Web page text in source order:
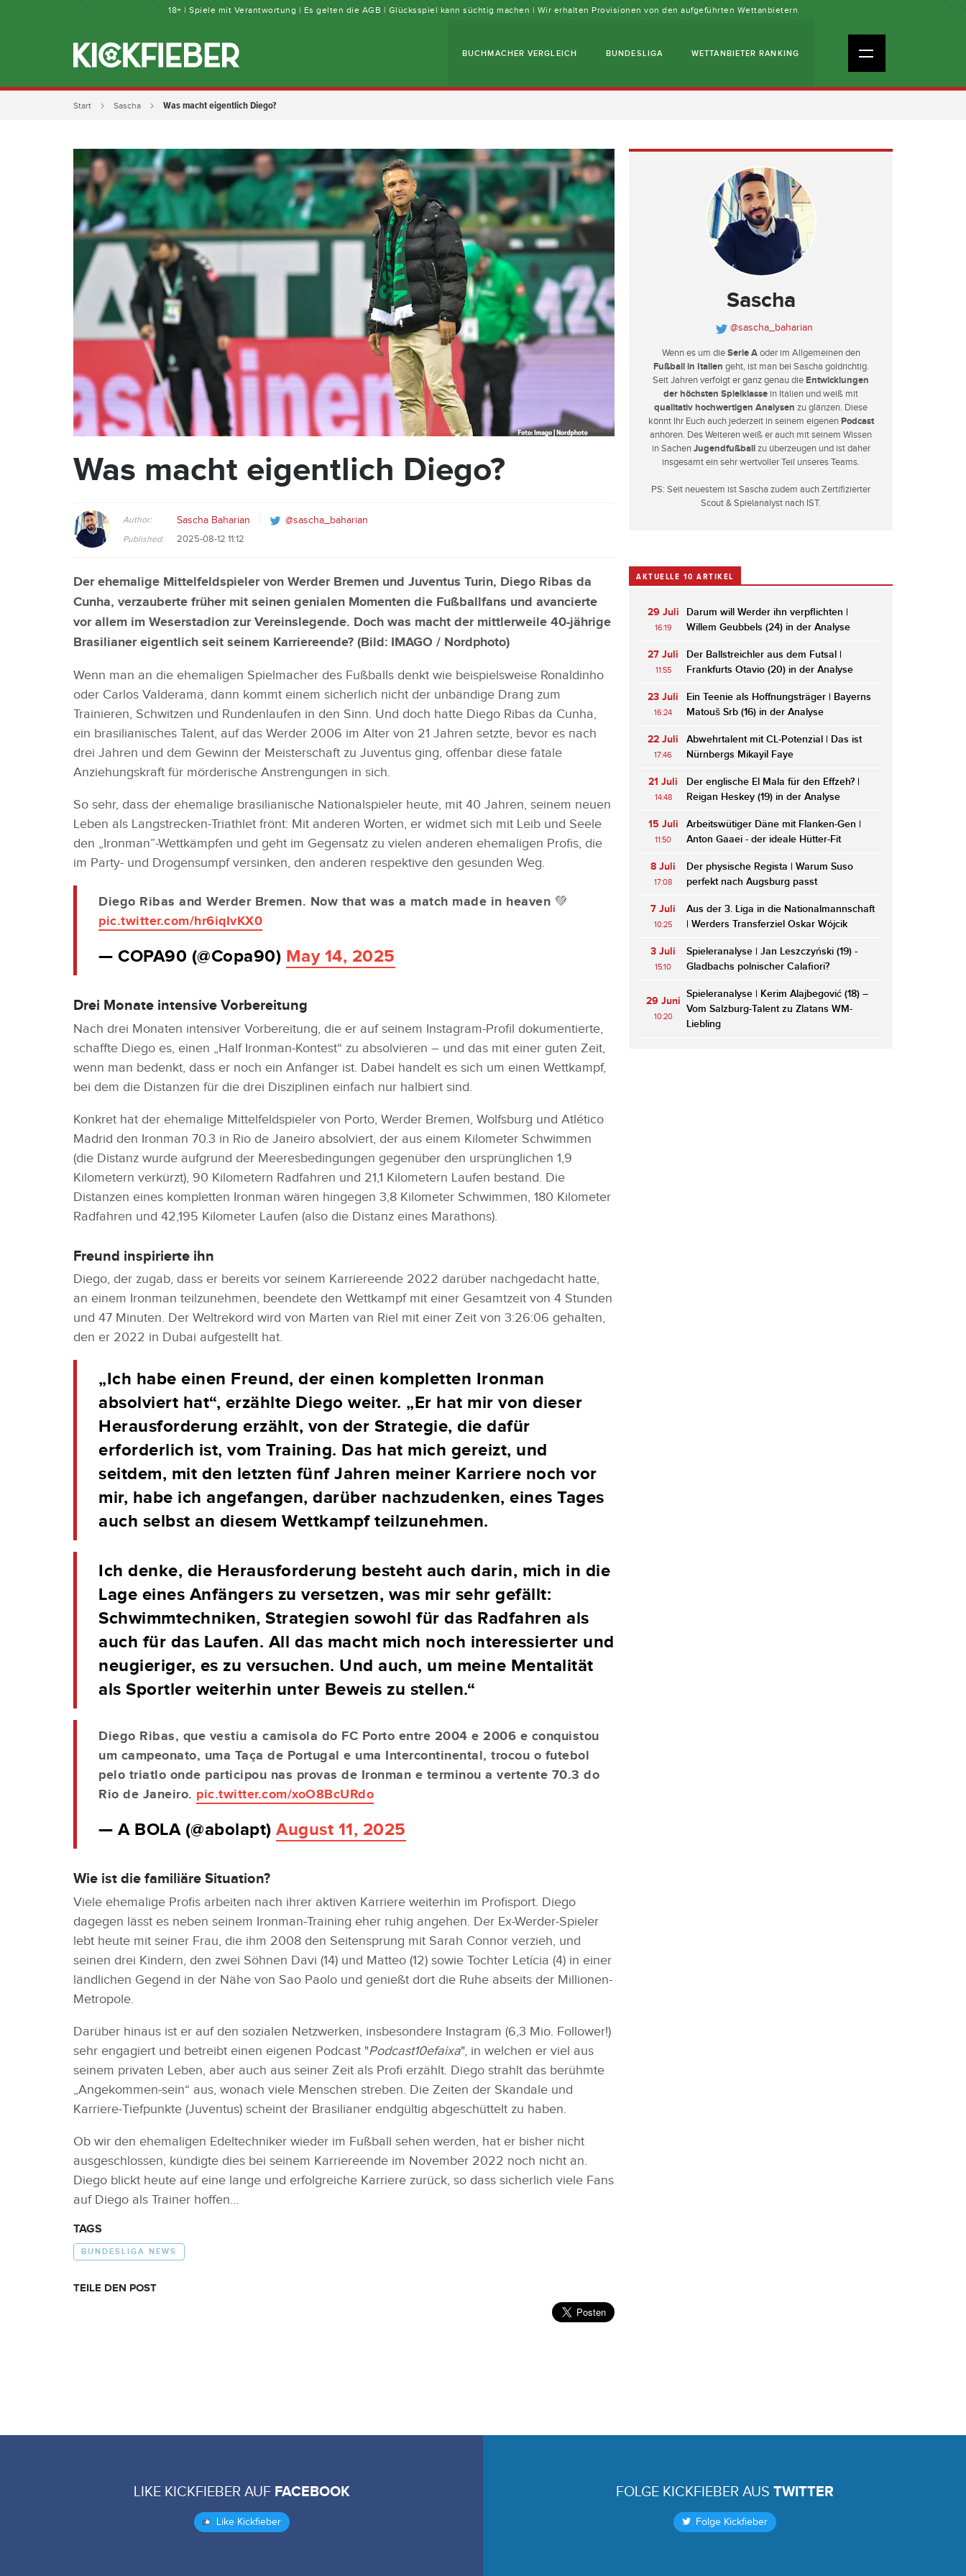
18+ | Spiele mit Verantwortung | Es gelten die AGB | Glücksspiel kann süchtig machen | Wir erhalten Provisionen von den aufgeführten Wettanbietern
BUCHMACHER VERGLEICH BUNDESLIGA WETTANBIETER RANKING
Start Sascha Was macht eigentlich Diego?
Was macht eigentlich Diego?
Author: Sascha Baharian @sascha_baharian
Published: 2025-08-12 11:12
Der ehemalige Mittelfeldspieler von Werder Bremen und Juventus Turin, Diego Ribas da
Cunha, verzauberte früher mit seinen genialen Momenten die Fußballfans und avancierte
vor allem im Weserstadion zur Vereinslegende. Doch was macht der mittlerweile 40-jährige
Brasilianer eigentlich seit seinem Karriereende? (Bild: IMAGO / Nordphoto)
Wenn man an die ehemaligen Spielmacher des Fußballs denkt wie beispielsweise Ronaldinho
oder Carlos Valderama, dann kommt einem sicherlich nicht der unbändige Drang zum
Trainieren, Schwitzen und Rundenlaufen in den Sinn. Und doch hatte Diego Ribas da Cunha,
ein brasilianisches Talent, auf das Werder 2006 im Alter von 21 Jahren setzte, bevor es nach
drei Jahren und dem Gewinn der Meisterschaft zu Juventus ging, offenbar diese fatale
Anziehungskraft für mörderische Anstrengungen in sich.
So sehr, dass der ehemalige brasilianische Nationalspieler heute, mit 40 Jahren, seinem neuen
Leben als Langstrecken-Triathlet frönt: Mit anderen Worten, er widmet sich mit Leib und Seele
den „Ironman”-Wettkämpfen und geht im Gegensatz zu vielen anderen ehemaligen Profis, die
im Party- und Drogensumpf versinken, den anderen respektive den gesunden Weg.
Diego Ribas and Werder Bremen. Now that was a match made in heaven 💚
pic.twitter.com/hr6iqIvKX0
— COPA90 (@Copa90) May 14, 2025
Drei Monate intensive Vorbereitung
Nach drei Monaten intensiver Vorbereitung, die er auf seinem Instagram-Profil dokumentierte,
schaffte Diego es, einen „Half Ironman-Kontest“ zu absolvieren – und das mit einer guten Zeit,
wenn man bedenkt, dass er noch ein Anfänger ist. Dabei handelt es sich um einen Wettkampf,
bei dem die Distanzen für die drei Disziplinen einfach nur halbiert sind.
Konkret hat der ehemalige Mittelfeldspieler von Porto, Werder Bremen, Wolfsburg und Atlético
Madrid den Ironman 70.3 in Rio de Janeiro absolviert, der aus einem Kilometer Schwimmen
(die Distanz wurde aufgrund der Meeresbedingungen gegenüber den ursprünglichen 1,9
Kilometern verkürzt), 90 Kilometern Radfahren und 21,1 Kilometern Laufen bestand. Die
Distanzen eines kompletten Ironman wären hingegen 3,8 Kilometer Schwimmen, 180 Kilometer
Radfahren und 42,195 Kilometer Laufen (also die Distanz eines Marathons).
Freund inspirierte ihn
Diego, der zugab, dass er bereits vor seinem Karriereende 2022 darüber nachgedacht hatte,
an einem Ironman teilzunehmen, beendete den Wettkampf mit einer Gesamtzeit von 4 Stunden
und 47 Minuten. Der Weltrekord wird von Marten van Riel mit einer Zeit von 3:26:06 gehalten,
den er 2022 in Dubai aufgestellt hat.
„Ich habe einen Freund, der einen kompletten Ironman
absolviert hat“, erzählte Diego weiter. „Er hat mir von dieser
Herausforderung erzählt, von der Strategie, die dafür
erforderlich ist, vom Training. Das hat mich gereizt, und
seitdem, mit den letzten fünf Jahren meiner Karriere noch vor
mir, habe ich angefangen, darüber nachzudenken, eines Tages
auch selbst an diesem Wettkampf teilzunehmen.
Ich denke, die Herausforderung besteht auch darin, mich in die
Lage eines Anfängers zu versetzen, was mir sehr gefällt:
Schwimmtechniken, Strategien sowohl für das Radfahren als
auch für das Laufen. All das macht mich noch interessierter und
neugieriger, es zu versuchen. Und auch, um meine Mentalität
als Sportler weiterhin unter Beweis zu stellen.“
Diego Ribas, que vestiu a camisola do FC Porto entre 2004 e 2006 e conquistou
um campeonato, uma Taça de Portugal e uma Intercontinental, trocou o futebol
pelo triatlo onde participou nas provas de Ironman e terminou a vertente 70.3 do
Rio de Janeiro. pic.twitter.com/xoO8BcURdo
— A BOLA (@abolapt) August 11, 2025
Wie ist die familiäre Situation?
Viele ehemalige Profis arbeiten nach ihrer aktiven Karriere weiterhin im Profisport. Diego
dagegen lässt es neben seinem Ironman-Training eher ruhig angehen. Der Ex-Werder-Spieler
lebt heute mit seiner Frau, die ihm 2008 den Seitensprung mit Sarah Connor verzieh, und
seinen drei Kindern, den zwei Söhnen Davi (14) und Matteo (12) sowie Tochter Letícia (4) in einer
ländlichen Gegend in der Nähe von Sao Paolo und genießt dort die Ruhe abseits der Millionen-
Metropole.
Darüber hinaus ist er auf den sozialen Netzwerken, insbesondere Instagram (6,3 Mio. Follower!)
sehr engagiert und betreibt einen eigenen Podcast "Podcast10efaixa", in welchen er viel aus
seinem privaten Leben, aber auch aus seiner Zeit als Profi erzählt. Diego strahlt das berühmte
„Angekommen-sein“ aus, wonach viele Menschen streben. Die Zeiten der Skandale und
Karriere-Tiefpunkte (Juventus) scheint der Brasilianer endgültig abgeschüttelt zu haben.
Ob wir den ehemaligen Edeltechniker wieder im Fußball sehen werden, hat er bisher nicht
ausgeschlossen, kündigte dies bei seinem Karriereende im November 2022 noch nicht an.
Diego blickt heute auf eine lange und erfolgreiche Karriere zurück, so dass sicherlich viele Fans
auf Diego als Trainer hoffen…
TAGS
BUNDESLIGA NEWS
TEILE DEN POST
Sascha
@sascha_baharian
Wenn es um dieSerie Aoder im Allgemeinen den
Fußball in Italien geht, ist man bei Sascha goldrichtig.
Seit Jahren verfolgt er ganz genau die Entwicklungen
der höchsten Spielklasse in Italien und weiß mit
qualitativ hochwertigen Analysen zu glänzen. Diese
könnt Ihr Euch auch jederzeit in seinem eigenen Podcast
anhören. Des Weiteren weiß er auch mit seinem Wissen
in SachenJugendfußballzu überzeugen und ist daher
insgesamt ein sehr wertvoller Teil unseres Teams.
PS: Seit neuestem ist Sascha zudem auch Zertifizierter
Scout & Spielanalyst nach IST.
AKTUELLE 10 ARTIKEL
29 Juli
16:19
Darum will Werder ihn verpflichten |
Willem Geubbels (24) in der Analyse
27 Juli
11:55
Der Ballstreichler aus dem Futsal |
Frankfurts Otavio (20) in der Analyse
23 Juli
16:24
Ein Teenie als Hoffnungsträger | Bayerns
Matouš Srb (16) in der Analyse
22 Juli
17:46
Abwehrtalent mit CL-Potenzial | Das ist
Nürnbergs Mikayil Faye
21 Juli
14:48
Der englische El Mala für den Effzeh? |
Reigan Heskey (19) in der Analyse
15 Juli
11:50
Arbeitswütiger Däne mit Flanken-Gen |
Anton Gaaei - der ideale Hütter-Fit
8 Juli
17:08
Der physische Regista | Warum Suso
perfekt nach Augsburg passt
7 Juli
10:25
Aus der 3. Liga in die Nationalmannschaft
| Werders Transferziel Oskar Wójcik
3 Juli
15:10
Spieleranalyse | Jan Leszczyński (19) -
Gladbachs polnischer Calafiori?
29 Juni
10:20
Spieleranalyse | Kerim Alajbegović (18) –
Vom Salzburg-Talent zu Zlatans WM-
Liebling
LIKE KICKFIEBER AUF FACEBOOK
Like Kickfieber
FOLGE KICKFIEBER AUS TWITTER
Folge Kickfieber